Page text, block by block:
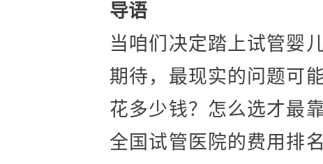
导语
当咱们决定踏上试管婴
期待，最现实的问题可
花多少钱？怎么选才最
全国试管医院的费用排